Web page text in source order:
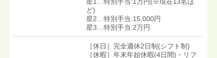
ど)
星2…特別手当:15,000円
星3…特別手当:2万円
［休日］完全週休2日制(シフト制)
［休暇］年末年始休暇(4日間)・リフ